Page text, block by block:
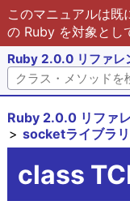
このマニュアルは既
の Ruby を対象とし
Ruby 2.0.0 リファレ
Ruby 2.0.0 リファ
socketライブラリ
class